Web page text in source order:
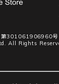
第301061906960号
All Rights